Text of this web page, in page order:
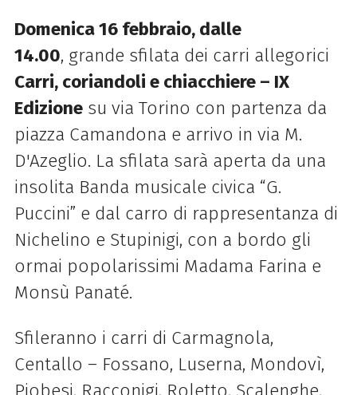
Domenica 16 febbraio, dalle
14.00, grande sfilata dei carri allegorici
Carri, coriandoli e chiacchiere – IX
Edizionesu via Torino con partenza da
piazza Camandona e arrivo in via M.
D'Azeglio. La sfilata sarà aperta da una
insolita Banda musicale civica “G.
Puccini” e dal carro di rappresentanza di
Nichelino e Stupinigi, con a bordo gli
ormai popolarissimi Madama Farina e
Monsù Panaté.
Sfileranno i carri di Carmagnola,
Centallo – Fossano, Luserna, Mondovì,
Piobesi, Racconigi, Roletto, Scalenghe,